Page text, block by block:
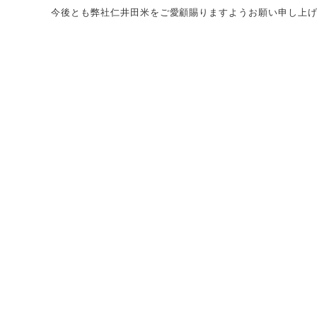
今後とも弊社仁井田米をご愛顧賜りますようお願い申し上